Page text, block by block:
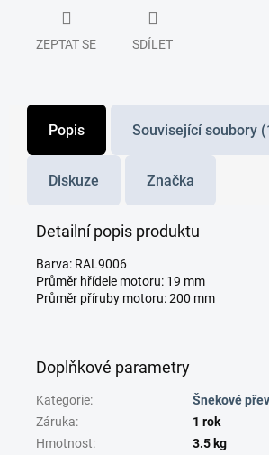
ZEPTAT SE SDÍLET
Popis Související soubory
Diskuze Značka
Detailní popis produktu
Barva: RAL9006
Průměr hřídele motoru: 19 mm
Průměr příruby motoru: 200 mm
Doplňkové parametry
Kategorie:
Šnekové
Záruka:
1 rok
Hmotnost:
3.5 kg